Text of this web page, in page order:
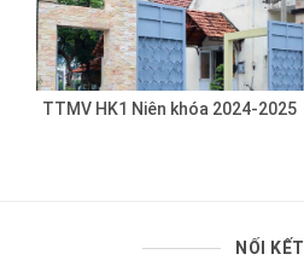
TTMV HK1 Niên khóa 2024-2025
NỐI KẾT